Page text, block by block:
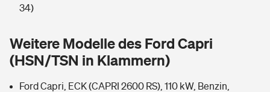
Tools
Hochwasser-Check: Wie gefährdet ist Ihr Haus?
Handyversicherung
Private Cyberversicherung
Rentenrechner: Wie viel Geld bekomme ich im Alter?
34)
Weitere Modelle des Ford Capri
(HSN/TSN in Klammern)
Ford Capri, ECK (CAPRI 2600 RS), 110 kW, Benzin,